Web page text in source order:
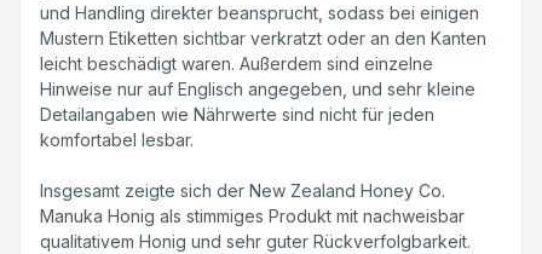
und Handling direkter beansprucht, sodass bei einigen
Mustern Etiketten sichtbar verkratzt oder an den Kanten
leicht beschädigt waren. Außerdem sind einzelne
Hinweise nur auf Englisch angegeben, und sehr kleine
Detailangaben wie Nährwerte sind nicht für jeden
komfortabel lesbar.
Insgesamt zeigte sich der New Zealand Honey Co.
Manuka Honig als stimmiges Produkt mit nachweisbar
qualitativem Honig und sehr guter Rückverfolgbarkeit.